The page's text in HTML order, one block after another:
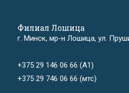
Филиал Лошица
г. Минск, мр-н Лошица, ул.
+375 29 146 06 66 (А1)
+375 29 746 06 66 (мтс)